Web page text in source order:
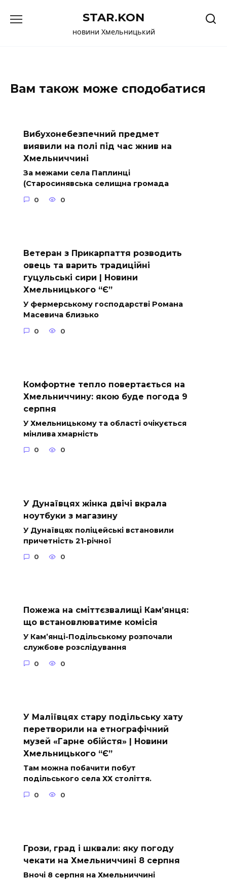
до
STAR.KON
новини Хмельницький
Вам також може сподобатися
Вибухонебезпечний предмет
виявили на полі під час жнив на
Хмельниччині
За межами села Паплинці
(Старосинявська селищна громада
0 0
Ветеран з Прикарпаття розводить
овець та варить традиційні
гуцульські сири | Новини
Хмельницького “Є”
У фермерському господарстві Романа
Масевича близько
0 0
Комфортне тепло повертається на
Хмельниччину: якою буде погода 9
серпня
У Хмельницькому та області очікується
мінлива хмарність
0 0
У Дунаївцях жінка двічі вкрала
ноутбуки з магазину
У Дунаївцях поліцейські встановили
причетність 21-річної
0 0
Пожежа на сміттєзвалищі Кам’янця:
що встановлюватиме комісія
У Кам’янці-Подільському розпочали
службове розслідування
0 0
У Маліївцях стару подільську хату
перетворили на етнографічний
музей «Гарне обійстя» | Новини
Хмельницького “Є”
Там можна побачити побут
подільського села ХХ століття.
0 0
Грози, град і шквали: яку погоду
чекати на Хмельниччині 8 серпня
Вночі 8 серпня на Хмельниччині